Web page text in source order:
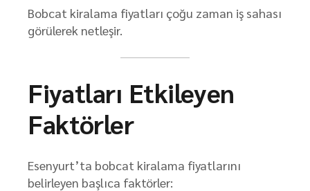
Bobcat kiralama fiyatları çoğu zaman iş sahası
görülerek netleşir.
Fiyatları Etkileyen
Faktörler
Esenyurt’ta bobcat kiralama fiyatlarını
belirleyen başlıca faktörler: